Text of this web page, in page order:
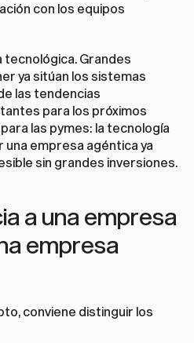
con los equipos
tecnológica. Grandes
ya sitúan los sistemas
las tendencias
para los próximos
las pymes: la tecnología
empresa agéntica ya
sin grandes inversiones.
a una empresa
empresa
conviene distinguir los